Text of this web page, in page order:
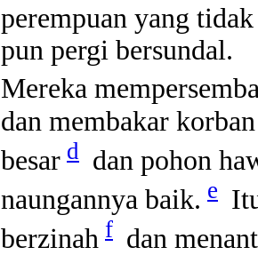
perempuan yang
pun pergi bersundal.
Mereka
dan membakar
besar d dan pohon
naungannya baik. e
berzinah f dan